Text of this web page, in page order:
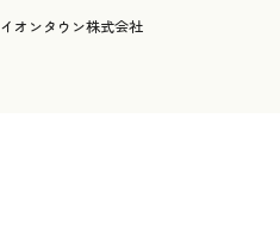
イオンタウン株式会社